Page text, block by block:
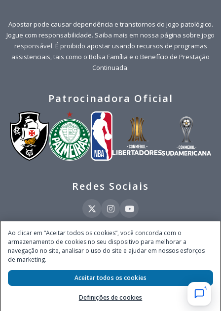
Apostar pode causar dependência e transtornos do jogo patológico.
Jogue com responsabilidade. Saiba mais em nossa página sobre jogo
responsável. É proibido apostar usando recursos de programas
assistenciais, tais como o Bolsa Família e o Benefício de Prestação
Continuada.
Patrocinadora Oficial
Redes Sociais
Este site é operado pela Ventmear Brasil LTDA (CNPJ 52.868.380/0001-84), com
endereço na Avenida Brigadeiro Faria Lima, nº 4.055, 3º andar, Itaim Bibi, no
Município de São Paulo, Estado de São Paulo, CEP 04538-133, Brasil - empresa
autorizada a operar apostas de quota fixa em todo território nacional pela
Secretaria de Prêmios e Apostas do Ministério da Fazenda, conforme Portaria nº
247, de 07.02.2025, publicada no DOU em 11.2.2025.
Ao clicar em “Aceitar todos os cookies”, você concorda com o
armazenamento de cookies no seu dispositivo para melhorar a
navegação no site, analisar o uso do site e ajudar em nossos esforços
de marketing.
Definições de cookies
Aceitar todos os cookies